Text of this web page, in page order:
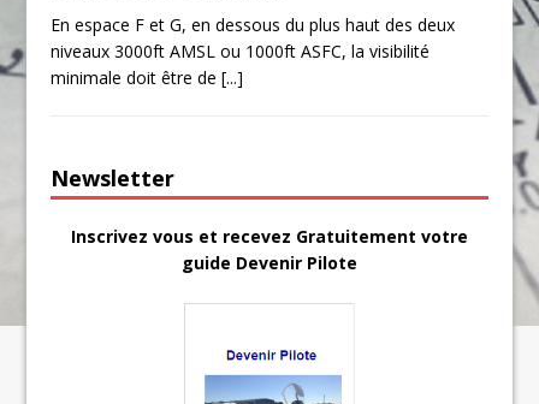
En espace F et G, en dessous du plus haut des deux
niveaux 3000ft AMSL ou 1000ft ASFC, la visibilité
minimale doit être de[...]
Newsletter
Inscrivez vous et recevez Gratuitement votre
guide Devenir Pilote